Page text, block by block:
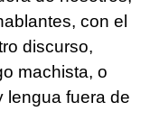
con el
discurso,
machista, o
lengua fuera de